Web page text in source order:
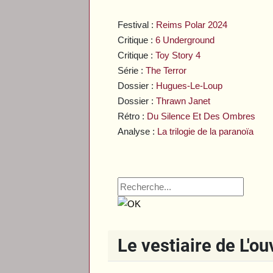
Festival : Reims Polar 2024
Critique :6 Underground
Critique :Toy Story 4
Série :The Terror
Dossier : Hugues-Le-Loup
Dossier :Thrawn Janet
Rétro : Du Silence Et Des Ombres
Analyse : La trilogie de la paranoïa
Le vestiaire de